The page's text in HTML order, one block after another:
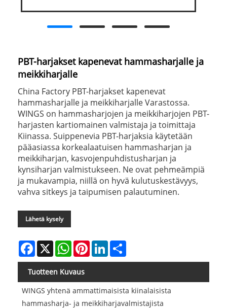
PBT-harjakset kapenevat hammasharjalle ja
meikkiharjalle
China Factory PBT-harjakset kapenevat
hammasharjalle ja meikkiharjalle Varastossa.
WINGS on hammasharjojen ja meikkiharjojen PBT-
harjasten kartiomainen valmistaja ja toimittaja
Kiinassa. Suippenevia PBT-harjaksia käytetään
pääasiassa korkealaatuisen hammasharjan ja
meikkiharjan, kasvojenpuhdistusharjan ja
kynsiharjan valmistukseen. Ne ovat pehmeämpiä
ja mukavampia, niillä on hyvä kulutuskestävyys,
vahva sitkeys ja taipumisen palautuminen.
Lähetä kysely
Facebook
X WhatsAppPinterestLinkedIn
Tuotteen Kuvaus
WINGS yhtenä ammattimaisista kiinalaisista
hammasharja- ja meikkiharjavalmistajista